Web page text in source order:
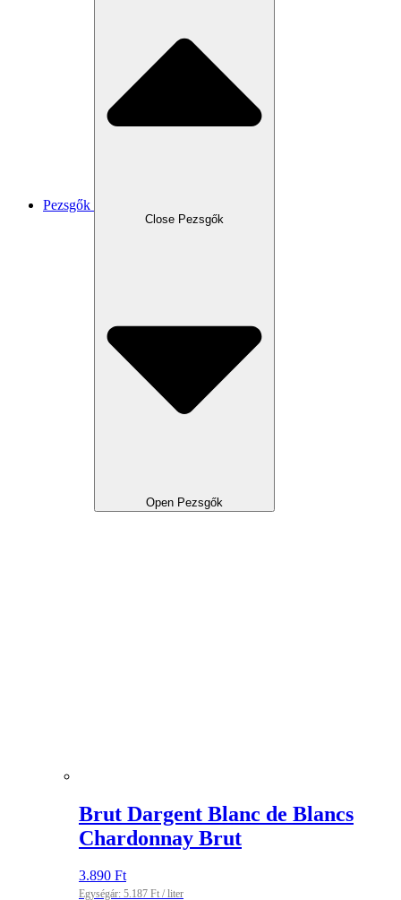
Pezsgők
Close Pezsgők
Open Pezsgők
Brut Dargent Blanc de Blancs
Chardonnay Brut
3.890 Ft
Egységár: 5.187 Ft / liter